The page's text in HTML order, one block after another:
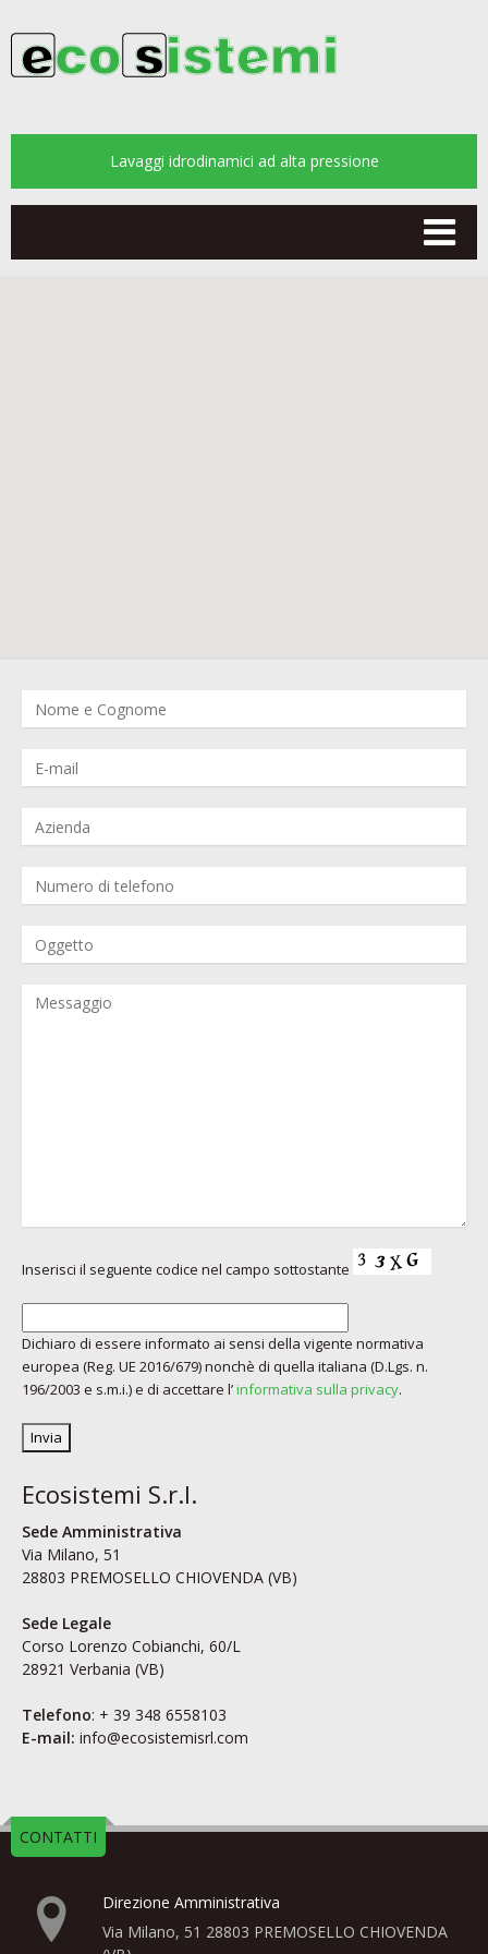
Lavaggi idrodinamici ad alta pressione
Inserisci il seguente codice nel campo sottostante
Dichiaro di essere informato ai sensi della vigente normativa
europea (Reg. UE 2016/679) nonchè di quella italiana (D.Lgs. n.
196/2003 e s.m.i.) e di accettare l’informativa sulla privacy.
Ecosistemi S.r.l.
Sede Amministrativa
Via Milano, 51
28803 PREMOSELLO CHIOVENDA (VB)
Sede Legale
Corso Lorenzo Cobianchi, 60/L
28921 Verbania (VB)
Telefono: + 39 348 6558103
E-mail: info@ecosistemisrl.com
CONTATTI
Direzione Amministrativa
Via Milano, 51 28803 PREMOSELLO CHIOVENDA